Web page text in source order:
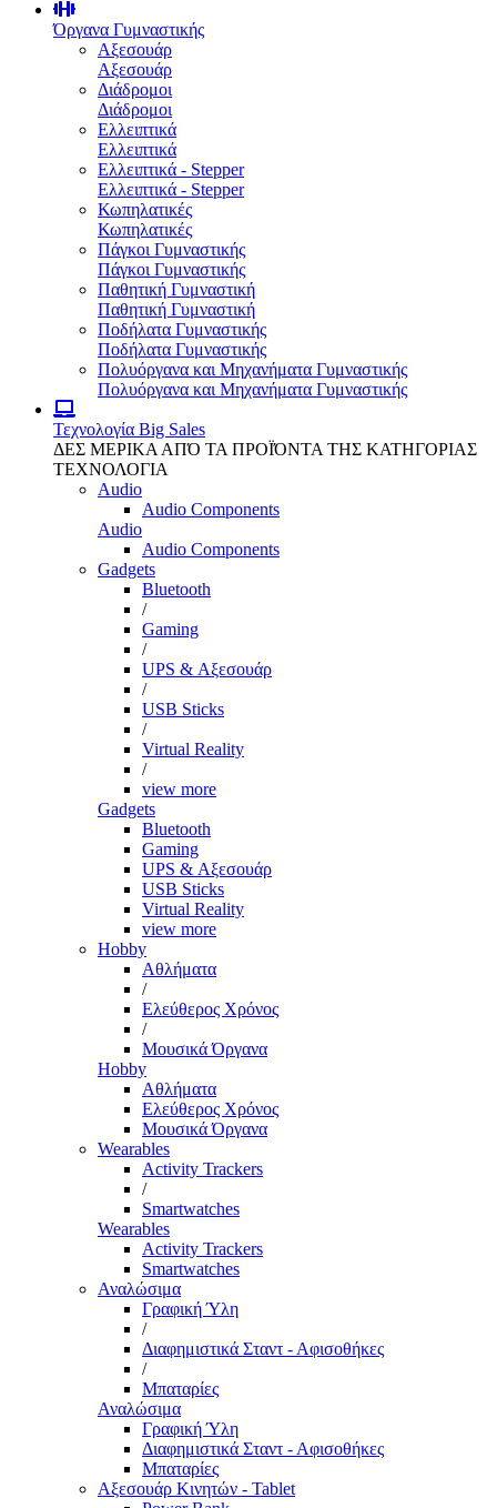
Όργανα Γυμναστικής
Αξεσουάρ
Αξεσουάρ
Διάδρομοι
Διάδρομοι
Ελλειπτικά
Ελλειπτικά
Ελλειπτικά - Stepper
Ελλειπτικά - Stepper
Κωπηλατικές
Κωπηλατικές
Πάγκοι Γυμναστικής
Πάγκοι Γυμναστικής
Παθητική Γυμναστική
Παθητική Γυμναστική
Ποδήλατα Γυμναστικής
Ποδήλατα Γυμναστικής
Πολυόργανα και Μηχανήματα Γυμναστικής
Πολυόργανα και Μηχανήματα Γυμναστικής
Τεχνολογία Big Sales
ΔΕΣ ΜΕΡΙΚΑ ΑΠΌ ΤΑ ΠΡΟΪΌΝΤΑ ΤΗΣ ΚΑΤΗΓΟΡΙΑΣ
ΤΕΧΝΟΛΟΓΙΑ
Audio
Audio Components
Audio
Audio Components
Gadgets
Bluetooth
/
Gaming
/
UPS & Αξεσουάρ
/
USB Sticks
/
Virtual Reality
/
view more
Gadgets
Bluetooth
Gaming
UPS & Αξεσουάρ
USB Sticks
Virtual Reality
view more
Hobby
Αθλήματα
/
Ελεύθερος Χρόνος
/
Μουσικά Όργανα
Hobby
Αθλήματα
Ελεύθερος Χρόνος
Μουσικά Όργανα
Wearables
Activity Trackers
/
Smartwatches
Wearables
Activity Trackers
Smartwatches
Αναλώσιμα
Γραφική Ύλη
/
Διαφημιστικά Σταντ - Αφισοθήκες
/
Μπαταρίες
Αναλώσιμα
Γραφική Ύλη
Διαφημιστικά Σταντ - Αφισοθήκες
Μπαταρίες
Αξεσουάρ Κινητών - Tablet